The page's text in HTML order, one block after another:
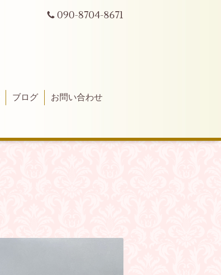
090-8704-8671
ブログ
お問い合わせ